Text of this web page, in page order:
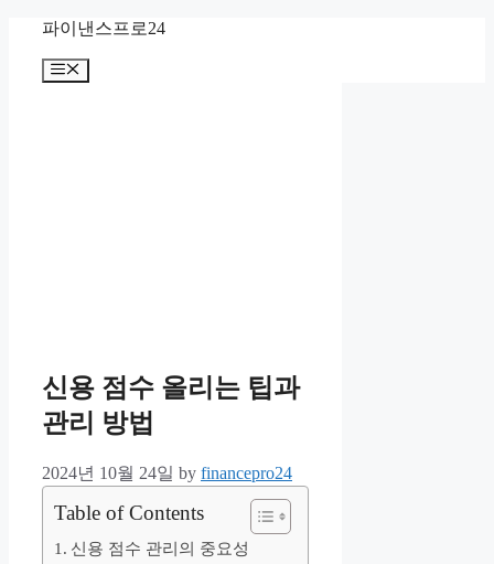
content
파이낸스프로24
Menu
신용 점수 올리는 팁과
관리 방법
2024년 10월 24일 by financepro24
Table of Contents
신용 점수 관리의 중요성